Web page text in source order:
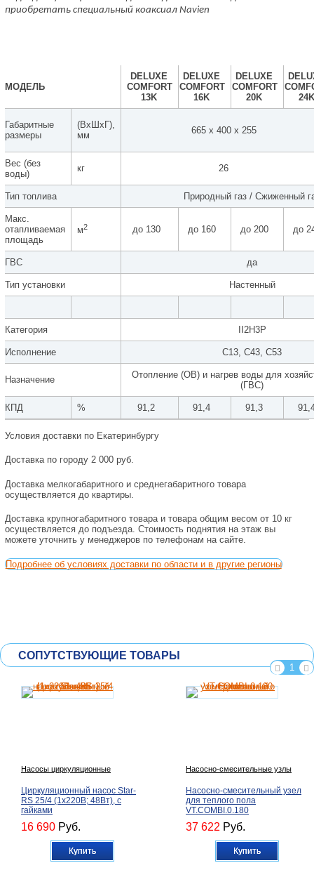
приобретать специальный коаксиал Navien
МОДЕЛЬ
DELUXE
COMFORT
13K
DELUXE
COMFORT
16K
DELUXE
COMFORT
20K
Габаритные
размеры
(ВхШхГ),
мм
665 х 400 х 255
Вес (без
воды)
кг 26
Тип топлива Природный газ / Сжиженный
Макс.
отапливаемая
площадь
м2 до 130 до 160 до 200 до
ГВС да
Тип установки Настенный
Категория II2H3P
Исполнение C13, С43, С53
Назначение
Отопление (ОВ) и нагрев воды для
(ГВС)
КПД % 91,2 91,4 91,3
Условия доставки по Екатеринбургу
Доставка по городу 2 000 руб.
Доставка мелкогабаритного и среднегабаритного товара
осуществляется до квартиры.
Доставка крупногабаритного товара и товара общим весом от 10 кг
осуществляется до подъезда. Стоимость поднятия на этаж вы
можете уточнить у менеджеров по телефонам на сайте.
Подробнее об условиях доставки по области и в другие регионы
СОПУТСТВУЮЩИЕ ТОВАРЫ
1
Насосы циркуляционные
Циркуляционный насос Star-
RS 25/4 (1х220В; 48Вт), с
гайками
16 690 Руб.
Купить
Насосно-смесительные узлы
Насосно-смесительный узел
для теплого пола
VT.COMBI.0.180
37 622 Руб.
Купить